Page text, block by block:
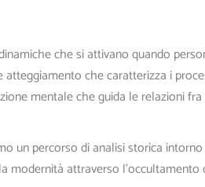
che si attivano quando
che caratterizza i
mentale che guida le relazioni fra
un percorso di analisi storica
modernità attraverso l’occultamento